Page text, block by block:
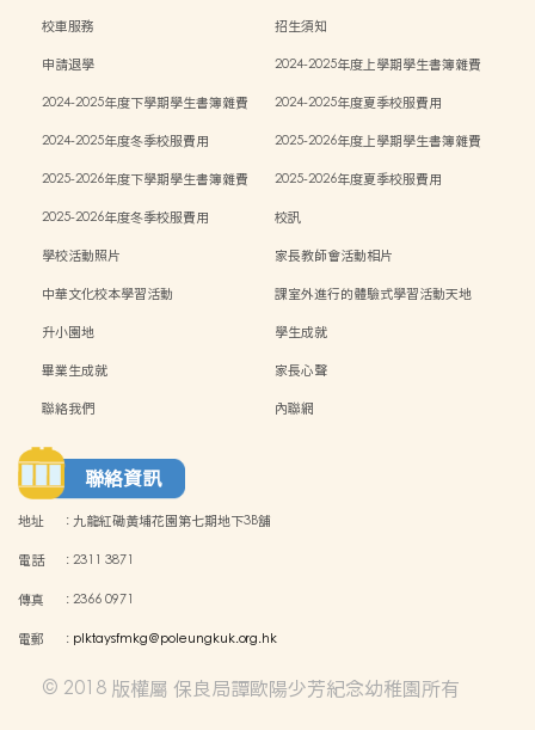
校車服務
招生須知
申請退學
2024-2025年度上學期學生書簿雜費
2024-2025年度下學期學生書簿雜費
2024-2025年度夏季校服費用
2024-2025年度冬季校服費用
2025-2026年度上學期學生書簿雜費
2025-2026年度下學期學生書簿雜費
2025-2026年度夏季校服費用
2025-2026年度冬季校服費用
校訊
學校活動照片
家長教師會活動相片
中華文化校本學習活動
課室外進行的體驗式學習活動天地
升小園地
學生成就
畢業生成就
家長心聲
聯絡我們
內聯網
聯絡資訊
地址 : 九龍紅磡黃埔花園第七期地下3B舖
電話 :2311 3871
傳真 :2366 0971
電郵 : plktaysfmkg@poleungkuk.org.hk
© 2018 版權屬 保良局譚歐陽少芳紀念幼稚園所有